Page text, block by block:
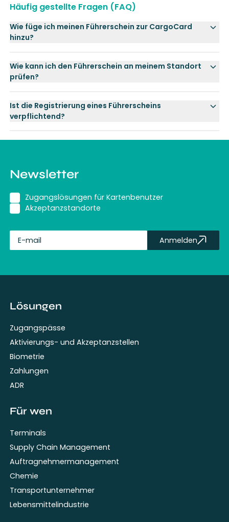
Häufig gestellte Fragen (FAQ)
Wie füge ich meinen Führerschein zur CargoCard
hinzu?
Wie kann ich den Führerschein an meinem Standort
prüfen?
Ist die Registrierung eines Führerscheins
verpflichtend?
Newsletter
Zugangslösungen für Kartenbenutzer
Akzeptanzstandorte
Anmelden
Lösungen
Zugangspässe
Aktivierungs- und Akzeptanzstellen
Biometrie
Zahlungen
ADR
Für wen
Terminals
Supply Chain Management
Auftragnehmermanagement
Chemie
Transportunternehmer
Lebensmittelindustrie